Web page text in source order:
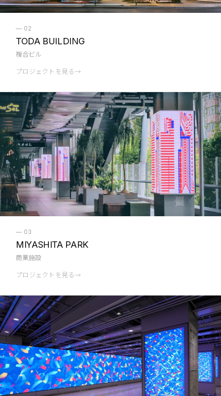
— 02
TODA BUILDING
複合ビル
プロジェクトを見る→
— 03
MIYASHITA PARK
商業施設
プロジェクトを見る→